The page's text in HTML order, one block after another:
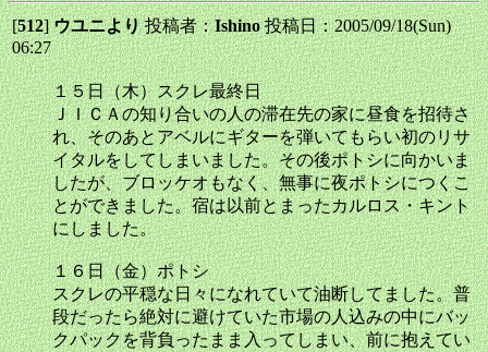
[512]ウユニより投稿者：Ishino投稿日：2005/09/18(Sun)
06:27
１５日（木）スクレ最終日
ＪＩＣＡの知り合いの人の滞在先の家に昼食を招待さ
れ、そのあとアベルにギターを弾いてもらい初のリサ
イタルをしてしまいました。その後ポトシに向かいま
したが、ブロッケオもなく、無事に夜ポトシにつくこ
とができました。宿は以前とまったカルロス・キント
にしました。
１６日（金）ポトシ
スクレの平穏な日々になれていて油断してました。普
段だったら絶対に避けていた市場の人込みの中にバッ
クパックを背負ったまま入ってしまい、前に抱えてい